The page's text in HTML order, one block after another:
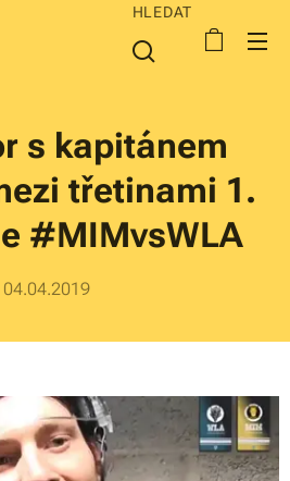
HLEDAT
s kapitánem
třetinami 1.
#MIMvsWLA
04.04.2019